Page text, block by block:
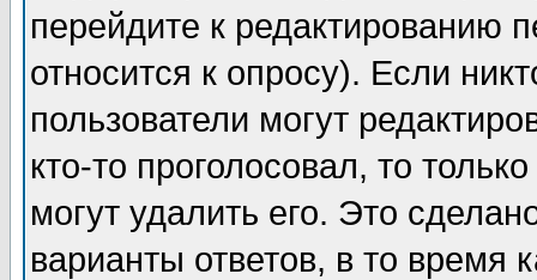
перейдите к редактированию
относится к опросу). Если
пользователи могут
кто-то проголосовал, то
могут удалить его. Это
варианты ответов, в то время